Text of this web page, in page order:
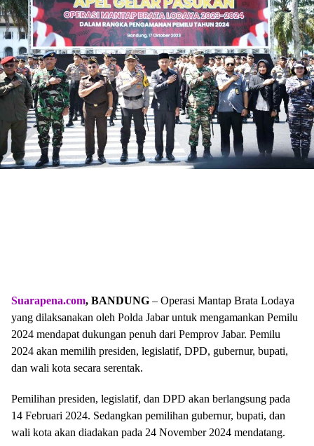
Suarapena.com, BANDUNG – Operasi Mantap Brata Lodaya
yang dilaksanakan oleh Polda Jabar untuk mengamankan Pemilu
2024 mendapat dukungan penuh dari Pemprov Jabar. Pemilu
2024 akan memilih presiden, legislatif, DPD, gubernur, bupati,
dan wali kota secara serentak.
Pemilihan presiden, legislatif, dan DPD akan berlangsung pada
14 Februari 2024. Sedangkan pemilihan gubernur, bupati, dan
wali kota akan diadakan pada 24 November 2024 mendatang.